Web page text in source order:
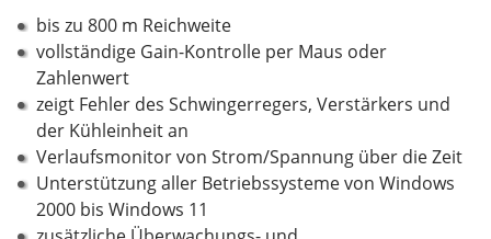
bis zu 800 m Reichweite
vollständige Gain-Kontrolle per Maus oder
Zahlenwert
zeigt Fehler des Schwingerregers, Verstärkers und
der Kühleinheit an
Verlaufsmonitor von Strom/Spannung über die Zeit
Unterstützung aller Betriebssysteme von Windows
2000 bis Windows 11